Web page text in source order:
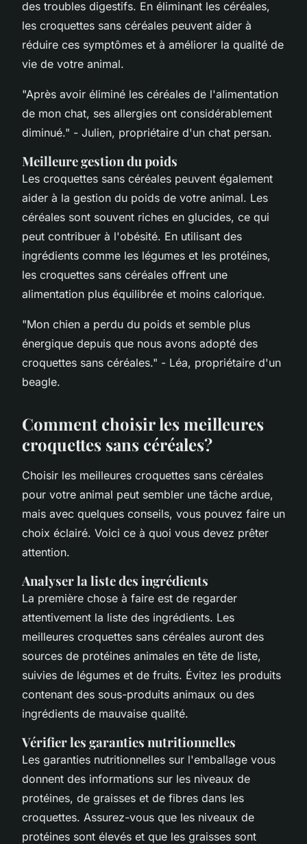
des troubles digestifs. En éliminant les céréales,
les croquettes sans céréales peuvent aider à
réduire ces symptômes et à améliorer la qualité de
vie de votre animal.
"Après avoir éliminé les céréales de l'alimentation
de mon chat, ses allergies ont considérablement
diminué." - Julien, propriétaire d'un chat persan.
Meilleure gestion du poids
Les croquettes sans céréales peuvent également
aider à la gestion du poids de votre animal. Les
céréales sont souvent riches en glucides, ce qui
peut contribuer à l'obésité. En utilisant des
ingrédients comme les légumes et les protéines,
les croquettes sans céréales offrent une
alimentation plus équilibrée et moins calorique.
"Mon chien a perdu du poids et semble plus
énergique depuis que nous avons adopté des
croquettes sans céréales." - Léa, propriétaire d'un
beagle.
Comment choisir les meilleures
croquettes sans céréales?
Choisir les meilleures croquettes sans céréales
pour votre animal peut sembler une tâche ardue,
mais avec quelques conseils, vous pouvez faire un
choix éclairé. Voici ce à quoi vous devez prêter
attention.
Analyser la liste des ingrédients
La première chose à faire est de regarder
attentivement la liste des ingrédients. Les
meilleures croquettes sans céréales auront des
sources de protéines animales en tête de liste,
suivies de légumes et de fruits. Évitez les produits
contenant des sous-produits animaux ou des
ingrédients de mauvaise qualité.
Vérifier les garanties nutritionnelles
Les garanties nutritionnelles sur l'emballage vous
donnent des informations sur les niveaux de
protéines, de graisses et de fibres dans les
croquettes. Assurez-vous que les niveaux de
protéines sont élevés et que les graisses sont